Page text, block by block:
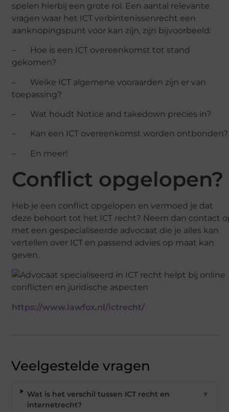
spelen hierbij een grote rol. Een aantal relevante
vragen waar het ICT verbintenissenrecht een
aanknopingspunt voor kan zijn, zijn bijvoorbeeld:
– Hoe is een ICT overeenkomst tot stand
gekomen?
– Welke ICT algemene vooraarden zijn er van
toepassing?
– Wat houdt Notice and takedown precies in?
– Kan een ICT overeenkomst worden ontbonden?
– En meer!
Conflict opgelopen?
Heb je een conflict opgelopen en vermoed je dat
deze behoort tot het ICT recht? Neem dan contact
met een gespecialiseerde advocaat die je alles kan
vertellen over ICT en passend advies op maat kan
geven.
https://www.lawfox.nl/ictrecht/
Veelgestelde vragen
Wat is het verschil tussen ICT recht en
internetrecht?
▼